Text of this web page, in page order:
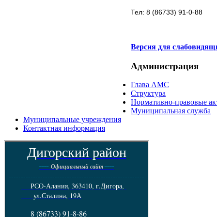
Тел: 8 (86733) 91-0-88
Версия для
Администрация
Глава АМС
Структура
Нормативно-правовые
Муниципальная служба
Муниципальные учреждения
Контактная информация
Дигорский район
---- Официальный сайт----
--------------------------------------------------------
РСО-Алания, 363410, г.Дигора,
ул.Сталина, 19А
8 (86733) 91-8-86